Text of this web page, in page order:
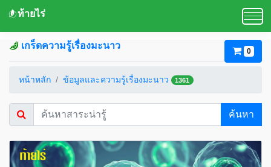
ท้ายไร่
เกร็ดความรู้เรื่องมะนาว
0
หน้าหลัก ข้อมูลและความรู้เรื่องมะนาว 1361
ค้นหา